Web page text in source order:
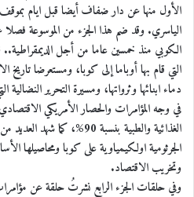
الأول منها عن دار ضفاف أيضا قبل ايام
الياسري. وقد ضم هذا الجزء من الموسوعة
الكوبي منذ خمسين عاما من أجل الديمقراطية..
التي قام بها أوباما إلى كوبا، ومستعرضا تاريخ
دماء ابنائها وثرواتها، ومسيرة التحرير
في وجه المؤامرات والحصار الأمريكي
الغذائية والطبية بنسبة 90%،
الجرثومية اولكيمياوية على كوبا ومحاصيلها
وتخريب الاقتصاد.
وفي حلقات الجزء الرابع نشرتُ حلقة عن